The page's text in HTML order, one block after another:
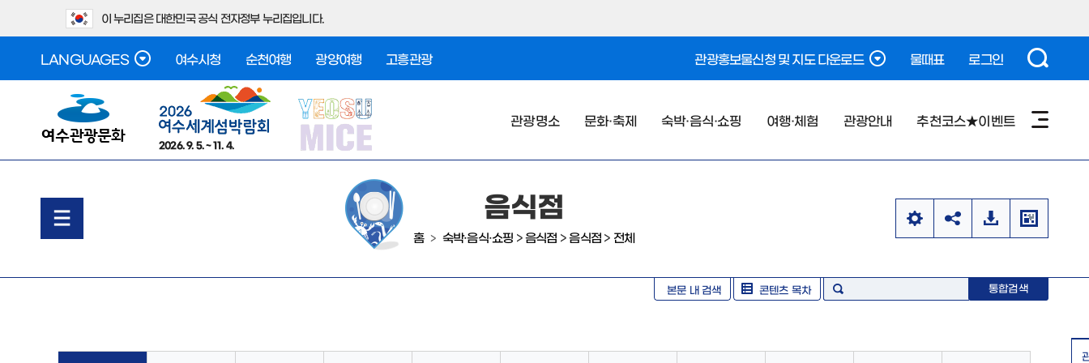
이 누리집은 대한민국 공식 전자정부 누리집입니다.
LANGUAGES 여수시청 순천여행 광양여행 고흥관광 관광홍보물신청 및 지도 다운로드 물때표 로그인
2026. 9. 5. ~ 11. 4.
관광명소 문화·축제 숙박·음식·쇼핑 여행·체험 관광안내 추천코스★이벤트
음식점
홈 > 숙박·음식·쇼핑 >음식점 >음식점> 전체
본문 내 검색 콘텐츠 목차 통합검색